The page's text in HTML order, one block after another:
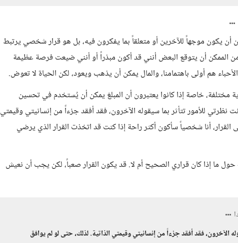
أن يكون موجهاً للآخرين أو متعلقاً بما يفكرون فيه، بل هو قرار شخصي يرتبط
من الممكن أن يتوقع البعض أنني قد أكون مبذراً أو أنني ضيعت فرصة عظيمة
هم أولى باهتمامنا، والمال يمكن أن يذهب ويعود، لكن الحياة لا تعوض.
مختلفة، خاصة إذا كانوا يعتبرون أن المبلغ يمكن أن يُستخدم في تحسين
نظرتي للأمور تتأثر بما سيقوله الآخرون، فقد أفقد جزءاً من إنسانيتي وقيمتي
القرار، أنا شخصياً سأكون أكثر راحة إذا كنت قد اتخذت القرار الذي يرضي
ما إذا كان قراري الصحيح أم لا. قد يكون القرار صعباً، لكن يجب أن نعيش
الآخرون، فقد أفقد جزءاً من إنسانيتي وقيمتي الذاتية. لذلك، حتى لو لم يوافق